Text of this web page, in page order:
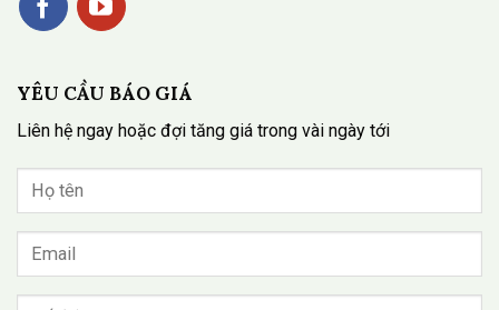
YÊU CẦU BÁO GIÁ
Liên hệ ngay hoặc đợi tăng giá trong vài ngày tới